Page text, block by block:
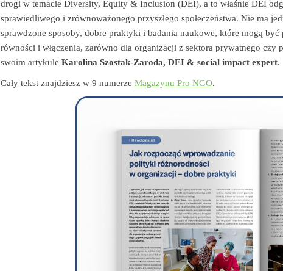
drogi w temacie Diversity, Equity & Inclusion (DEI), a to właśnie DEI
sprawiedliwego i zrównoważonego przyszłego społeczeństwa. Nie ma
sprawdzone sposoby, dobre praktyki i badania naukowe, które mogą
równości i włączenia, zarówno dla organizacji z sektora prywatnego
swoim artykule Karolina Szostak-Zaroda, DEI & social impact expert.
Cały tekst znajdziesz w 9 numerze Magazynu Pro NGO.